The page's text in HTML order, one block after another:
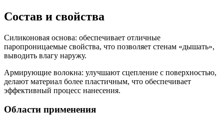
Состав и свойства
Силиконовая основа: обеспечивает отличные
паропроницаемые свойства, что позволяет стенам «дышать»,
выводить влагу наружу.
Армирующие волокна: улучшают сцепление с поверхностью,
делают материал более пластичным, что обеспечивает
эффективный процесс нанесения.
Области применения